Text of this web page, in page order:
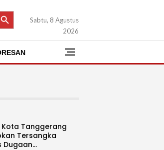
BUTTON
Sabtu, 8 Agustus
2026
Kota Tanggerang
Tersangka
Dugaan…